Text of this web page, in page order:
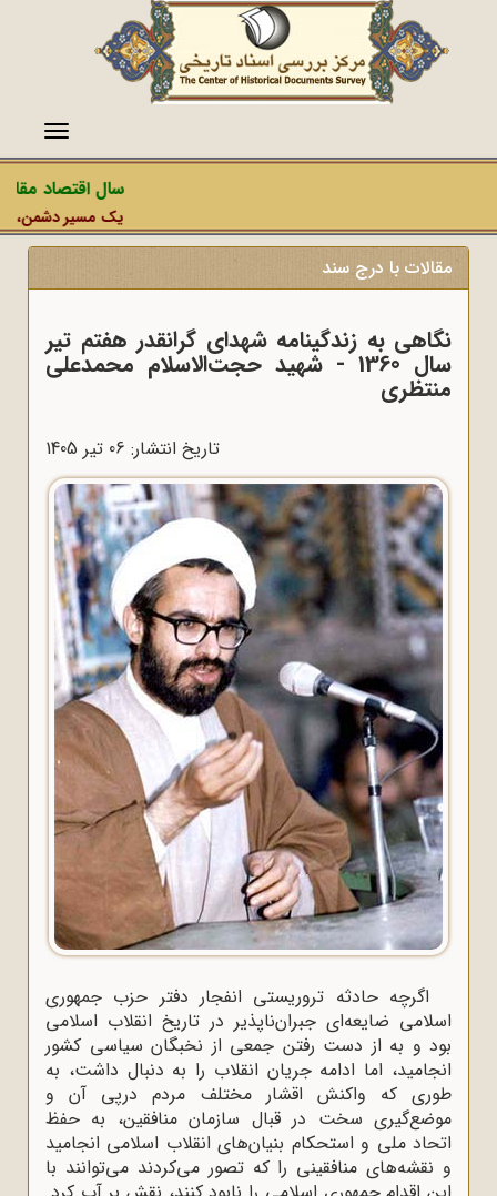
منو
سال اقتصاد
یک مسیر دشمن،
مقالات با درج سند
نگاهی به زندگینامه شهدای گرانقدر هفتم تیر
سال 1360 - شهید حجت‌الاسلام محمدعلی
منتظری
تاریخ انتشار: 06 تير 1405
اگرچه حادثه تروریستی انفجار دفتر حزب جمهوری
اسلامی ضایعه‌ای جبران‌ناپذیر در تاریخ انقلاب اسلامی
بود و به از دست رفتن جمعی از نخبگان سیاسی کشور
انجامید، اما ادامه جریان انقلاب را به دنبال داشت، به
طوری که واکنش اقشار مختلف مردم درپی آن و
موضع‌گیری سخت در قبال سازمان منافقین، به حفظ
اتحاد ملی و استحکام بنیان‌های انقلاب اسلامی انجامید
و نقشه‌های منافقینی را که تصور می‌کردند می‌توانند با